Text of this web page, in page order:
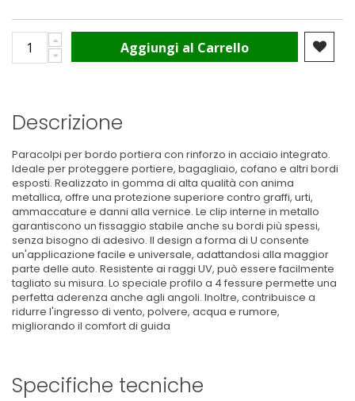
Aggiungi al Carrello
Descrizione
Paracolpi per bordo portiera con rinforzo in acciaio integrato.
Ideale per proteggere portiere, bagagliaio, cofano e altri bordi
esposti. Realizzato in gomma di alta qualità con anima
metallica, offre una protezione superiore contro graffi, urti,
ammaccature e danni alla vernice. Le clip interne in metallo
garantiscono un fissaggio stabile anche su bordi più spessi,
senza bisogno di adesivo. Il design a forma di U consente
un'applicazione facile e universale, adattandosi alla maggior
parte delle auto. Resistente ai raggi UV, può essere facilmente
tagliato su misura. Lo speciale profilo a 4 fessure permette una
perfetta aderenza anche agli angoli. Inoltre, contribuisce a
ridurre l'ingresso di vento, polvere, acqua e rumore,
migliorando il comfort di guida
Specifiche tecniche